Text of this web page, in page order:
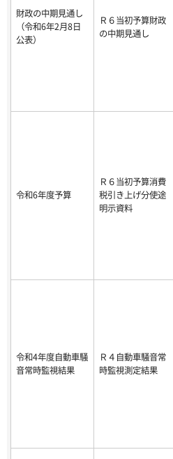
財政の中期見通し
（令和6年2月8日
公表）
Ｒ６当初予算財政
の中期見通し
令和6年度予算
Ｒ６当初予算消費
税引き上げ分使途
明示資料
令和4年度自動車騒
音常時監視結果
Ｒ４自動車騒音常
時監視測定結果